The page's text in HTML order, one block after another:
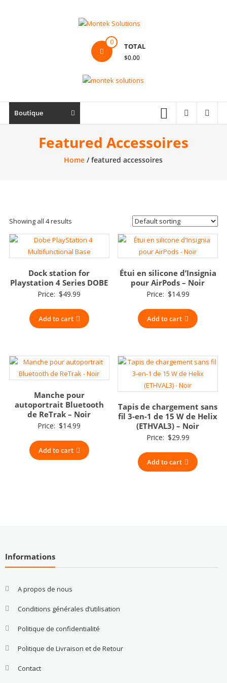
Ordinateur,
0 TOTAL
$0.00
Boutique
Featured Accessoires
Home / featured accessoires
Showing all 4 results
Dock station for
Playstation 4 Series DOBE
Price: $49.99
Add to cart
Étui en silicone d’Insignia
pour AirPods – Noir
Price: $14.99
Add to cart
Manche pour
autoportrait Bluetooth
de ReTrak – Noir
Price: $14.99
Add to cart
Tapis de chargement sans
fil 3-en-1 de 15 W de Helix
(ETHVAL3) – Noir
Price: $29.99
Add to cart
Informations
A propos de nous
Conditions générales d’utilisation
Politique de confidentialité
Politique de Livraison et de Retour
Contact